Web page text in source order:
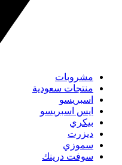
مشروبات
منتجات سعودية
اسبريسو
ايس اسبريسو
بيكري
ديزرت
سموزي
سوفت درينك